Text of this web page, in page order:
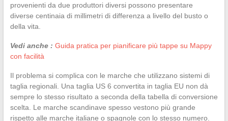
provenienti da due produttori diversi possono presentare
diverse centinaia di millimetri di differenza a livello del busto o
della vita.
Vedi anche : Guida pratica per pianificare più tappe su Mappy
con facilità
Il problema si complica con le marche che utilizzano sistemi di
taglia regionali. Una taglia US 6 convertita in taglia EU non dà
sempre lo stesso risultato a seconda della tabella di conversione
scelta. Le marche scandinave spesso vestono più grande
rispetto alle marche italiane o spagnole con lo stesso numero.